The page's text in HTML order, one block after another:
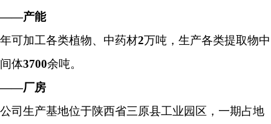
——产能
年可加工各类植物、中药材2万吨，生产各类提取物中
间体3700余吨。
——厂房
公司生产基地位于陕西省三原县工业园区，一期占地